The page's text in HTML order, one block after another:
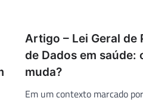
Artigo – Lei Geral de
de Dados em saúde:
muda?
Em um contexto marcado